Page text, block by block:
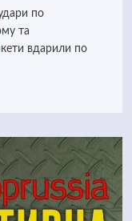
по
та
вдарили по